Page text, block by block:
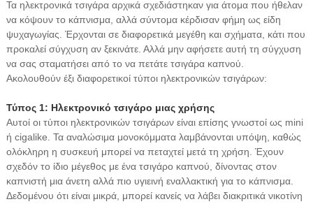
Τα ηλεκτρονικά τσιγάρα αρχικά σχεδιάστηκαν για άτομα που ήθελαν
να κόψουν το κάπνισμα, αλλά σύντομα κέρδισαν φήμη ως είδη
ψυχαγωγίας. Έρχονται σε διαφορετικά μεγέθη και σχήματα, κάτι που
προκαλεί σύγχυση αν ξεκινάτε. Αλλά μην αφήσετε αυτή τη σύγχυση
να σας σταματήσει από το να πετάτε τσιγάρα καπνού.
Ακολουθούν έξι διαφορετικοί τύποι ηλεκτρονικών τσιγάρων:
Τύπος 1: Ηλεκτρονικό τσιγάρο μιας χρήσης
Αυτοί οι τύποι ηλεκτρονικών τσιγάρων είναι επίσης γνωστοί ως mini
ή cigalike. Τα αναλώσιμα μονοκόμματα λαμβάνονται υπόψη, καθώς
ολόκληρη η συσκευή μπορεί να πεταχτεί μετά τη χρήση. Έχουν
σχεδόν το ίδιο μέγεθος με ένα τσιγάρο καπνού, δίνοντας στον
καπνιστή μια άνετη αλλά πιο υγιεινή εναλλακτική για το κάπνισμα.
Δεδομένου ότι είναι μικρά, μπορεί κανείς να λάβει διακριτικά νικοτίνη